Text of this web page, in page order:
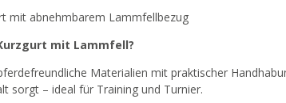
mit abnehmbarem Lammfellbezug
mit Lammfell?
Materialien mit praktischer
sorgt – ideal für Training und Turnier.